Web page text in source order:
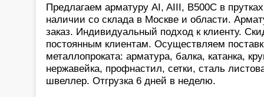
Предлагаем арматуру AI, AIII, В500С в
наличии со склада в Москве и области.
заказ. Индивидуальный подход к клиенту.
постоянным клиентам. Осуществляем
металлопроката: арматура, балка, катанка,
нержавейка, профнастил, сетки, сталь
швеллер. Отгрузка 6 дней в неделю.